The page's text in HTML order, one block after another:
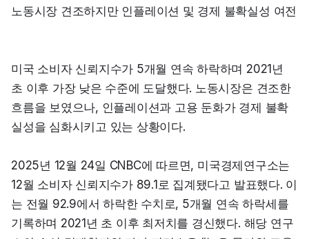
노동시장 견조하지만 인플레이션 및 경제 불확실성 여전
미국 소비자 신뢰지수가 5개월 연속 하락하며 2021년
초 이후 가장 낮은 수준에 도달했다. 노동시장은 견조한
흐름을 보였으나, 인플레이션과 고용 둔화가 경제 불확
실성을 심화시키고 있는 상황이다.
2025년 12월 24일 CNBC에 따르면, 미국경제연구소는
12월 소비자 신뢰지수가 89.1로 집계됐다고 발표했다. 이
는 전월 92.9에서 하락한 수치로, 5개월 연속 하락세를
기록하며 2021년 초 이후 최저치를 경신했다. 해당 연구